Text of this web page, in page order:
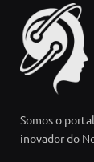
Somos o
inovador do